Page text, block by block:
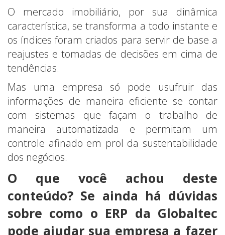
O mercado imobiliário, por sua dinâmica
característica, se transforma a todo instante e
os índices foram criados para servir de base a
reajustes e tomadas de decisões em cima de
tendências.
Mas uma empresa só pode usufruir das
informações de maneira eficiente se contar
com sistemas que façam o trabalho de
maneira automatizada e permitam um
controle afinado em prol da sustentabilidade
dos negócios.
O que você achou deste
conteúdo? Se ainda há dúvidas
sobre como o ERP da Globaltec
pode ajudar sua empresa a fazer